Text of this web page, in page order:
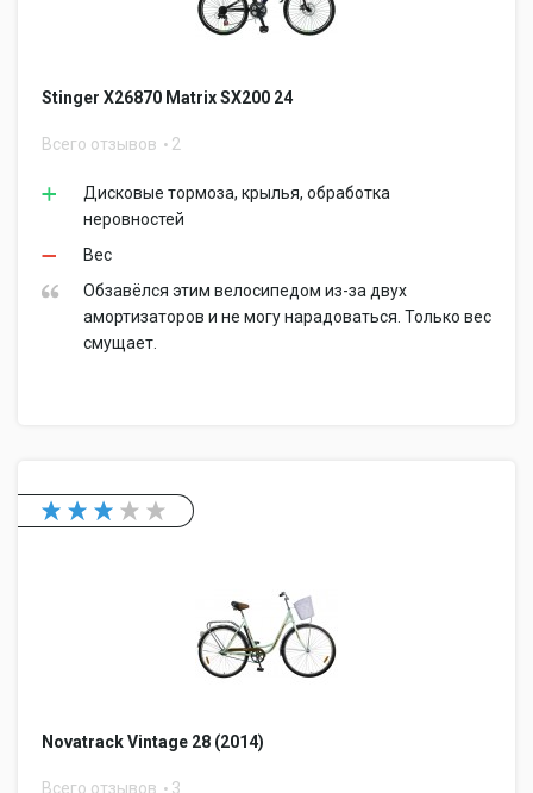
Stinger Х26870 Matrix SX200 24
Всего отзывов 2
Дисковые тормоза, крылья, обработка
неровностей
Вес
Обзавёлся этим велосипедом из-за двух
амортизаторов и не могу нарадоваться. Только вес
смущает.
Novatrack Vintage 28 (2014)
Всего отзывов 3